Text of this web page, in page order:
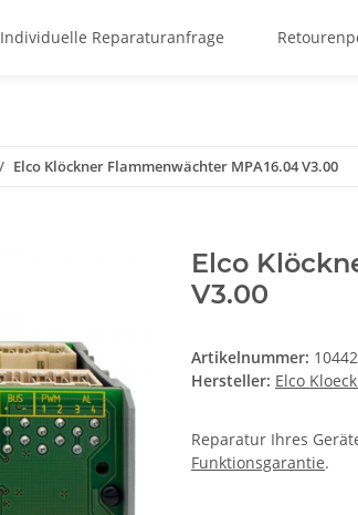
Individuelle Reparaturanfrage
Elco Klöckner Flammenwächter MPA16.04 V3.00
Elco
V3.00
Artikelnummer: 10442
Hersteller: Elco
Reparatur Ihres
Funktionsgarantie.